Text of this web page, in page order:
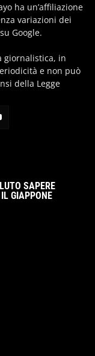
ha un’affiliazione
variazioni dei
Google.
giornalistica, in
e non può
della Legge
SAPERE
GIAPPONE